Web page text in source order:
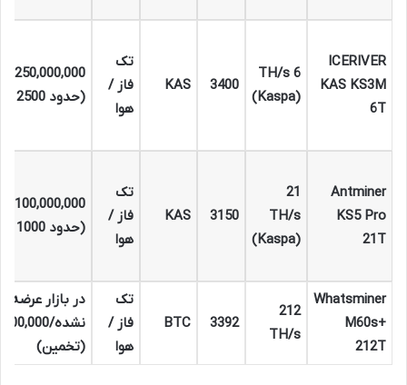
ICERIVER
KAS KS3M
6T
6 TH/s
(Kaspa)
3400
KAS
تک
فاز /
هوا
250,000,000
(حدود 2500 دلار)
Antminer
KS5 Pro
21T
21
TH/s
(Kaspa)
3150
KAS
تک
فاز /
هوا
1,100,000,000
(حدود 11000 دلار)
Whatsminer
M60s+
212T
212
TH/s
3392
BTC
تک
فاز /
هوا
در بازار عرضه
نشده/
(تخمین)